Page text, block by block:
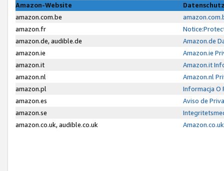
Amazon-Website
amazon.com.be
amazon.fr
amazon.de, audible.de
Amazon.de
amazon.ie
Amazon.ie
amazon.it
Amazon.it
amazon.nl
Amazon.nl
amazon.pl
Informacja O
amazon.es
Aviso de
amazon.se
amazon.co.uk, audible.co.uk